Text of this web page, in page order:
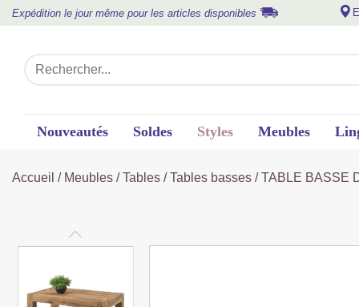
Expédition le jour même pour les articles disponibles
Nouveautés Soldes Styles Meubles
Accueil / Meubles /Tables /Tables basses / TABLE BASSE